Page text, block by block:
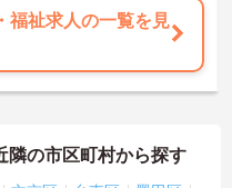
福祉求人の一覧を見
隣の市区町村から探す